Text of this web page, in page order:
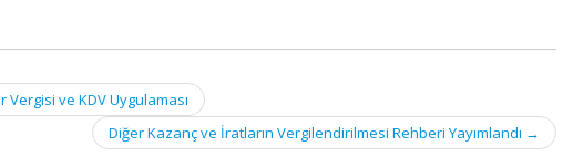
ve KDV Uygulaması
Diğer Kazanç ve İratların Vergilendirilmesi Rehberi Yayımlandı →